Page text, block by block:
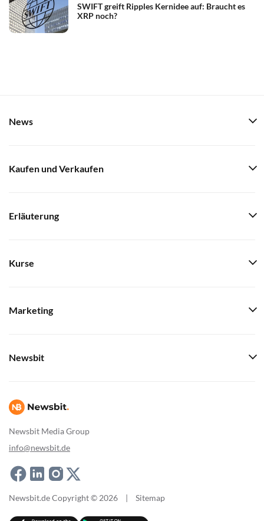
SWIFT greift Ripples Kernidee auf: Braucht es
XRP noch?
Newsbit Media Group
info@newsbit.de
News
Kaufen und Verkaufen
Erläuterung
Kurse
Marketing
Newsbit
Newsbit.de Copyright © 2026 | Sitemap